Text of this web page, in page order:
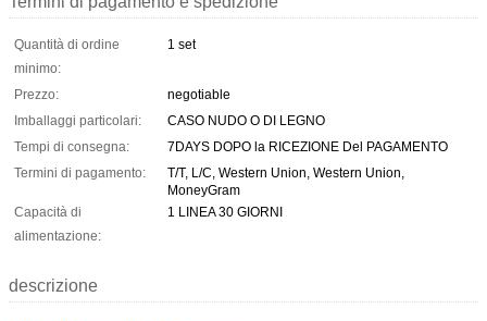
Quantità di ordine
minimo:
1 set
Prezzo:
negotiable
Imballaggi particolari:
CASO NUDO O DI LEGNO
Tempi di consegna:
7DAYS DOPO la RICEZIONE Del PAGAMENTO
Termini di pagamento:
T/T, L/C, Western Union, Western Union,
MoneyGram
Capacità di
alimentazione:
1 LINEA 30 GIORNI
descrizione